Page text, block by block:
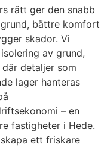
rätt ger den snabb
bättre komfort
skador. Vi
av grund,
detaljer som
lager hanteras
– en
fastigheter i Hede.
ett friskare